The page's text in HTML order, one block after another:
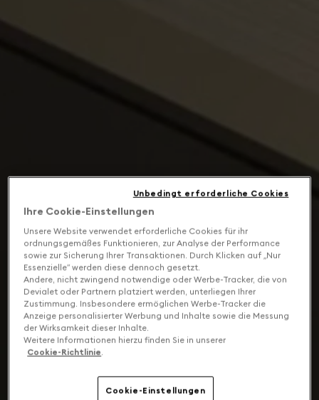
Ihre Cookie-Einstellungen
Unsere Website verwendet erforderliche Cookies für ihr
ordnungsgemäßes Funktionieren, zur Analyse der Performance
sowie zur Sicherung Ihrer Transaktionen. Durch Klicken auf „Nur
Essenzielle“ werden diese dennoch gesetzt.
Andere, nicht zwingend notwendige oder Werbe-Tracker, die von
Devialet oder Partnern platziert werden, unterliegen Ihrer
Zustimmung. Insbesondere ermöglichen Werbe-Tracker die
Anzeige personalisierter Werbung und Inhalte sowie die Messung
der Wirksamkeit dieser Inhalte.
Weitere Informationen hierzu finden Sie in unserer
Cookie-Richtlinie.
Cookie-Einstellungen
Unbedingt erforderliche Cookies